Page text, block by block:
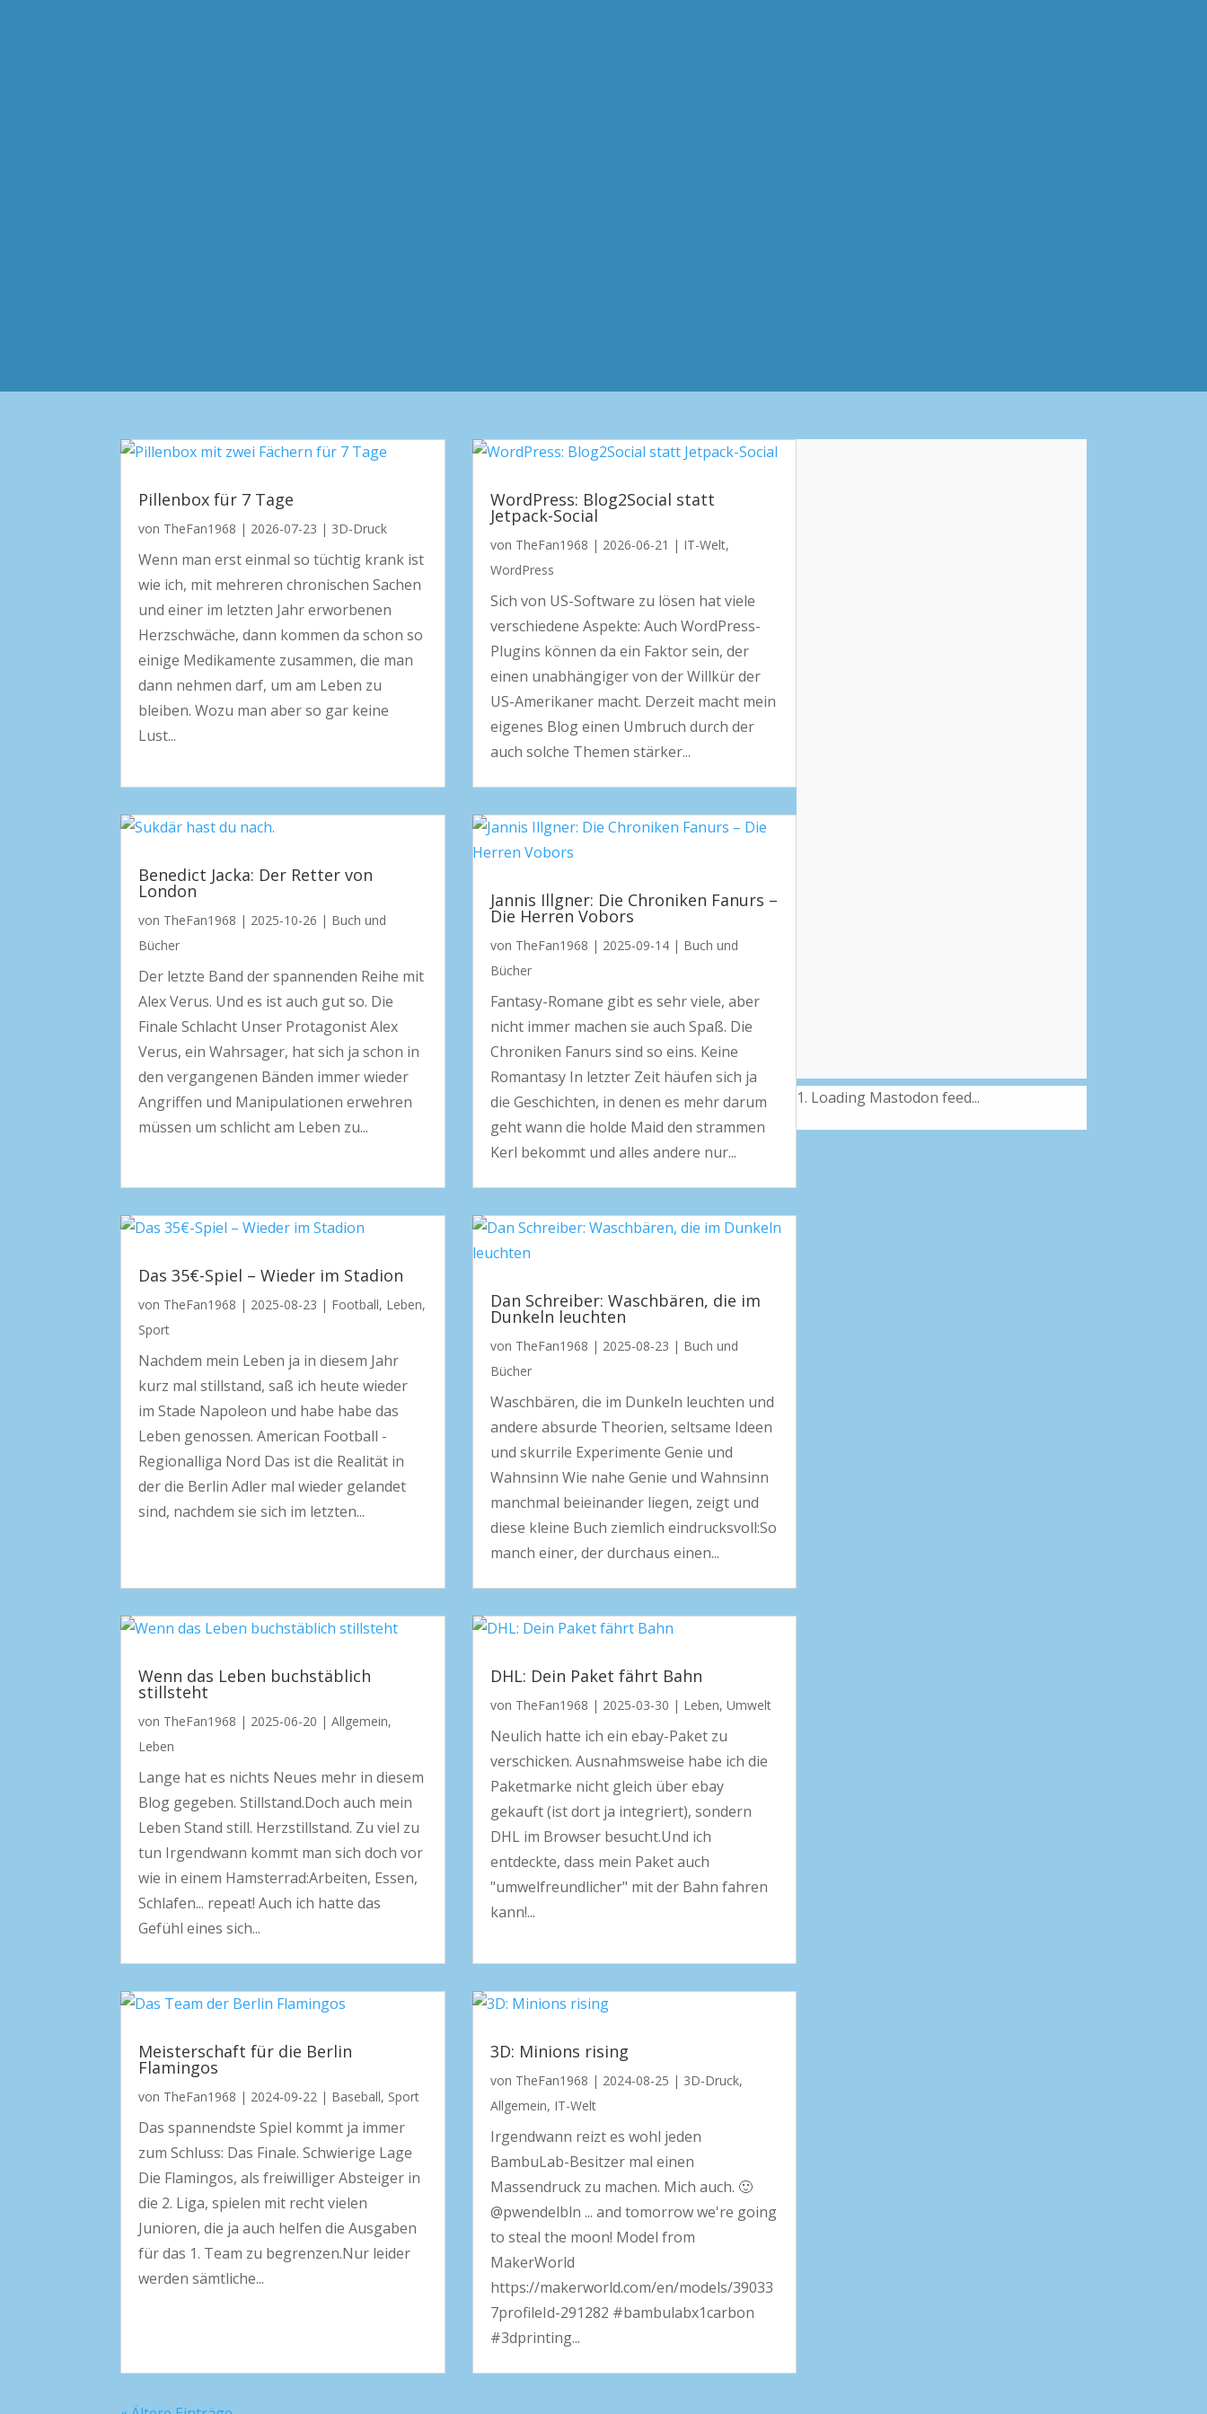
Pillenbox für 7 Tage
von TheFan1968 | 2026-07-23 | 3D-Druck
Wenn man erst einmal so tüchtig krank ist
wie ich, mit mehreren chronischen Sachen
und einer im letzten Jahr erworbenen
Herzschwäche, dann kommen da schon so
einige Medikamente zusammen, die man
dann nehmen darf, um am Leben zu
bleiben. Wozu man aber so gar keine
Lust...
WordPress: Blog2Social statt
Jetpack-Social
von TheFan1968 | 2026-06-21 | IT-Welt,
WordPress
Sich von US-Software zu lösen hat viele
verschiedene Aspekte: Auch WordPress-
Plugins können da ein Faktor sein, der
einen unabhängiger von der Willkür der
US-Amerikaner macht. Derzeit macht mein
eigenes Blog einen Umbruch durch der
auch solche Themen stärker...
Benedict Jacka: Der Retter von
London
von TheFan1968 | 2025-10-26 | Buch und
Bücher
Der letzte Band der spannenden Reihe mit
Alex Verus. Und es ist auch gut so. Die
Finale Schlacht Unser Protagonist Alex
Verus, ein Wahrsager, hat sich ja schon in
den vergangenen Bänden immer wieder
Angriffen und Manipulationen erwehren
müssen um schlicht am Leben zu...
Jannis Illgner: Die Chroniken Fanurs –
Die Herren Vobors
von TheFan1968 | 2025-09-14| Buch und
Bücher
Fantasy-Romane gibt es sehr viele, aber
nicht immer machen sie auch Spaß. Die
Chroniken Fanurs sind so eins. Keine
Romantasy In letzter Zeit häufen sich ja
die Geschichten, in denen es mehr darum
geht wann die holde Maid den strammen
Kerl bekommt und alles andere nur...
Das 35€-Spiel – Wieder im Stadion
von TheFan1968 | 2025-08-23 | Football, Leben,
Sport
Nachdem mein Leben ja in diesem Jahr
kurz mal stillstand, saß ich heute wieder
im Stade Napoleon und habe habe das
Leben genossen. American Football -
Regionalliga Nord Das ist die Realität in
der die Berlin Adler mal wieder gelandet
sind, nachdem sie sich im letzten...
Dan Schreiber: Waschbären, die im
Dunkeln leuchten
von TheFan1968 | 2025-08-23 | Buch und
Bücher
Waschbären, die im Dunkeln leuchten und
andere absurde Theorien, seltsame Ideen
und skurrile Experimente Genie und
Wahnsinn Wie nahe Genie und Wahnsinn
manchmal beieinander liegen, zeigt und
diese kleine Buch ziemlich eindrucksvoll:So
manch einer, der durchaus einen...
Wenn das Leben buchstäblich
stillsteht
von TheFan1968 | 2025-06-20 |Allgemein,
Leben
Lange hat es nichts Neues mehr in diesem
Blog gegeben. Stillstand.Doch auch mein
Leben Stand still. Herzstillstand. Zu viel zu
tun Irgendwann kommt man sich doch vor
wie in einem Hamsterrad:Arbeiten, Essen,
Schlafen... repeat! Auch ich hatte das
Gefühl eines sich...
DHL: Dein Paket fährt Bahn
von TheFan1968 | 2025-03-30 | Leben, Umwelt
Neulich hatte ich ein ebay-Paket zu
verschicken. Ausnahmsweise habe ich die
Paketmarke nicht gleich über ebay
gekauft (ist dort ja integriert), sondern
DHL im Browser besucht.Und ich
entdeckte, dass mein Paket auch
"umwelfreundlicher" mit der Bahn fahren
kann!...
Meisterschaft für die Berlin
Flamingos
von TheFan1968 | 2024-09-22 | Baseball, Sport
Das spannendste Spiel kommt ja immer
zum Schluss: Das Finale. Schwierige Lage
Die Flamingos, als freiwilliger Absteiger in
die 2. Liga, spielen mit recht vielen
Junioren, die ja auch helfen die Ausgaben
für das 1. Team zu begrenzen.Nur leider
werden sämtliche...
3D: Minions rising
von TheFan1968 | 2024-08-25 | 3D-Druck,
Allgemein, IT-Welt
Irgendwann reizt es wohl jeden
BambuLab-Besitzer mal einen
Massendruck zu machen. Mich auch. 🙂
@pwendelbln ... and tomorrow we're going
to steal the moon! Model from
MakerWorld
https://makerworld.com/en/models/39033
7profileId-291282 #bambulabx1carbon
#3dprinting...
Loading Mastodon feed...